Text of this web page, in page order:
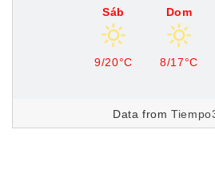
Sáb
9/20°C
Dom
8/17°C
Data from